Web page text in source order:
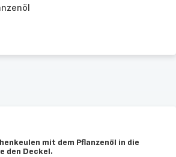
mit dem Pflanzenöl in die
den Deckel.